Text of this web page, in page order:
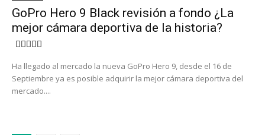
GoPro Hero 9 Black revisión a fondo ¿La
mejor cámara deportiva de la historia?
Ha llegado al mercado la nueva GoPro Hero 9, desde el 16 de
Septiembre ya es posible adquirir la mejor cámara deportiva del
mercado....